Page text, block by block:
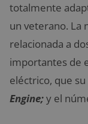
totalmente
un veterano. La
relacionada a
importantes de
eléctrico, que
Engine;y el